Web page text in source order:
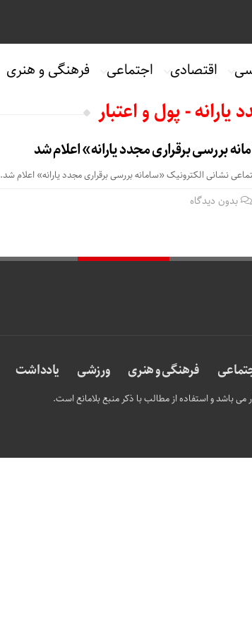
اقتصادی اجتماعی فرهنگی و هنری
- پول و اعتبار
بررسی برقراری مجدد یارانه» اعلام شد
اجتماعی نشانی الکترونیک «سامانه بررسی برقراری مجدد یارانه» اعلام شد.
بدون دیدگاه
فرهنگی و هنری ورزشی یادداشت
باشد و استفاده از مطالب با ذکر منبع بلامانع است.